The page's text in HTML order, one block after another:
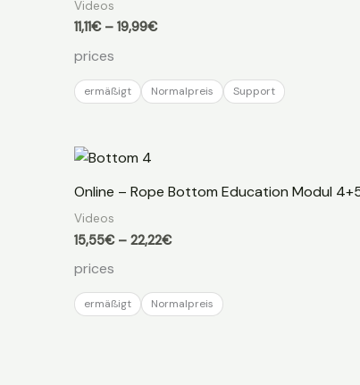
Videos
11,11€ –19,99€Preisspanne:
prices
ermäßigt Normalpreis Support
Online – Rope Bottom Education Modul
Videos
15,55€ –22,22€Preisspanne:
prices
ermäßigt Normalpreis